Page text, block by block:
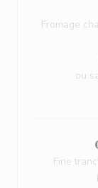
Fromage
ou
Fine